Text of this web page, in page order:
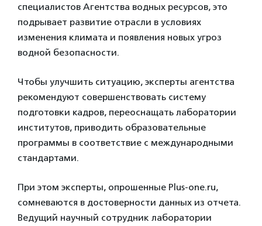
специалистов Агентства водных ресурсов, это
подрывает развитие отрасли в условиях
изменения климата и появления новых угроз
водной безопасности.
Чтобы улучшить ситуацию, эксперты агентства
рекомендуют совершенствовать систему
подготовки кадров, переоснащать лаборатории
институтов, приводить образовательные
программы в соответствие с международными
стандартами.
При этом эксперты, опрошенные Plus-one.ru,
сомневаются в достоверности данных из отчета.
Ведущий научный сотрудник лаборатории